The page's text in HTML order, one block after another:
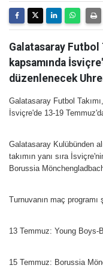
Galatasaray Futbol
kapsamında
düzenlenecek
Galatasaray Futbol
İsviçre'de 13-19
Galatasaray Kulübünden
takımın yanı sıra
Borussia
Turnuvanın maç programı
13 Temmuz: Young Boys-
15 Temmuz: Borussia